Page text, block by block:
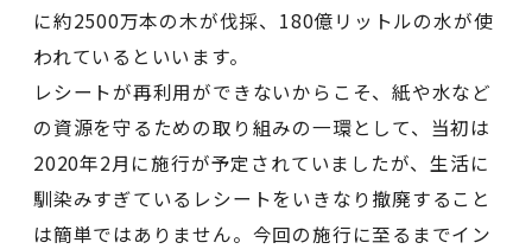
に約2500万本の木が伐採、180億リットルの水が使
われているといいます。
レシートが再利用ができないからこそ、紙や水など
の資源を守るための取り組みの一環として、当初は
2020年2月に施行が予定されていましたが、生活に
馴染みすぎているレシートをいきなり撤廃すること
は簡単ではありません。今回の施行に至るまでイン